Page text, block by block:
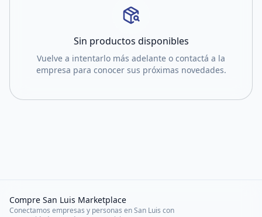
Sin productos disponibles
Vuelve a intentarlo más adelante o contactá a la
empresa para conocer sus próximas novedades.
Compre San Luis Marketplace
Conectamos empresas y personas en San Luis con